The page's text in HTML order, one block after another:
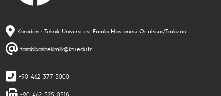
Karadeniz Teknik Üniversitesi Farabi Hastanesi Ortahisar/Trabzon
farabibashekimlik@ktu.edu.tr
+90 462 377 5000
+90 462 325 0518